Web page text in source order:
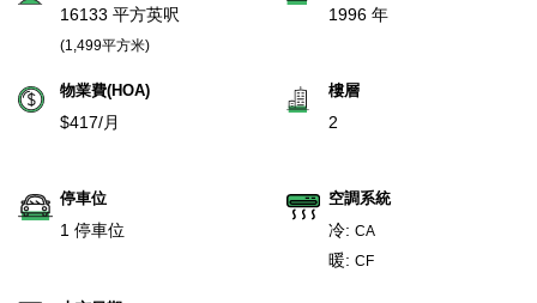
16133 平方英呎
(1,499平方米)
1996 年
物業費(HOA)
$417/月
樓層
2
停車位
1 停車位
空調系統
冷: CA
暖: CF